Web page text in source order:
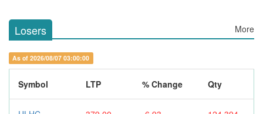
Losers More
As of 2026/08/07 03:00:00
Symbol LTP % Change Qty